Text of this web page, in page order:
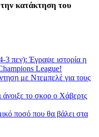
την κατάκτηση του
πεν): Έγραψε ιστορία η
League!
με Ντεμπελέ για τους
το σκορ ο Χάβερτς
ποσό που θα βάλει στα